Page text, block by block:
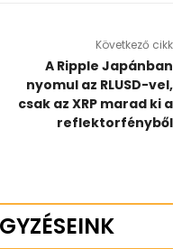
Következő cikk
A Ripple Japánban
nyomul az RLUSD-vel,
csak az XRP marad ki a
reflektorfényből